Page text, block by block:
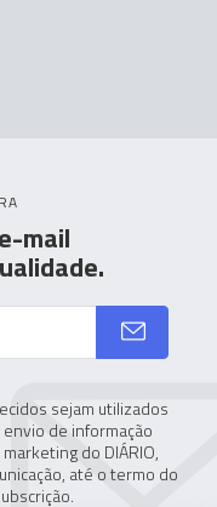
mail
sejam utilizados
de informação
do DIÁRIO,
até o termo do